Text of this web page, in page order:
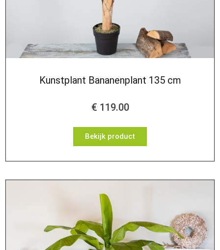
Kunstplant Bananenplant 135 cm
€ 119.00
Bekijk product